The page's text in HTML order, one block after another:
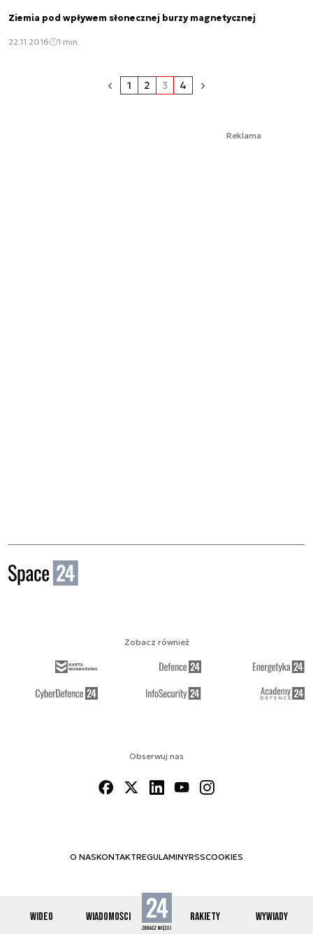
WIDEO WIADOMOŚCI RAKIETY WYWIADY
Ziemia pod wpływem słonecznej burzy magnetycznej
22.11.2016 1 min.
1 2 3 4
Reklama
Obserwuj nas
O NASKONTAKTREGULAMINYRSSCOOKIES
Zobacz również
© 2012-2026 SPACE24